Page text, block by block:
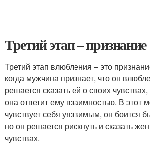
Третий этап – признание
Третий этап влюбления – это
когда мужчина признает, что он
решается сказать ей о своих
она ответит ему взаимностью. В этот
чувствует себя уязвимым, он боится
но он решается рискнуть и сказать
чувствах.